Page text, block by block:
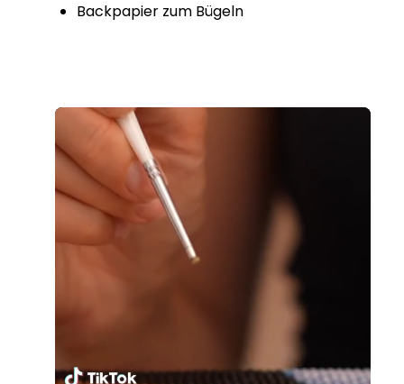
Backpapier zum Bügeln